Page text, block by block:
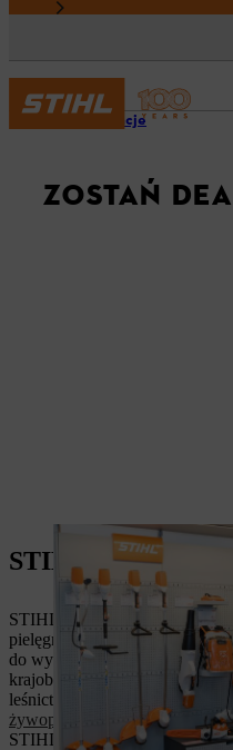
Informacje
ZOSTAŃ
STIHL: pionier od
STIHL od ponad 100 lat jest
pielęgnacji zieleni. Znajdziesz u
do wykorzystania w
krajobrazu i zastosowań
leśnictwem. Od
pilarek
żywopłotów
myjki
STIHL idealnie przygotujesz się